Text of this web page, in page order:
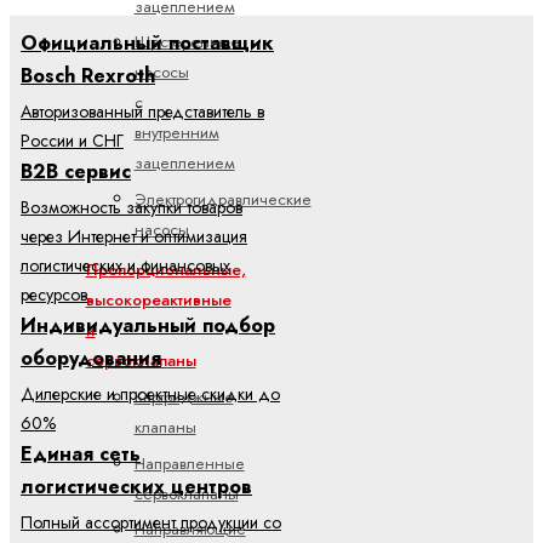
зацеплением
Шестеренные
насосы
с
внутренним
зацеплением
Электрогидравлические
насосы
Пропорциональные,
высокореактивные
и
сервоклапаны
Картриджные
клапаны
Направленные
сервоклапаны
Направляющие
Официальный поставщик
Bosch Rexroth
Авторизованный представитель в
России и СНГ
B2B сервис
Возможность закупки товаров
через Интернет и оптимизация
логистических и финансовых
ресурсов
Индивидуальный подбор
оборудования
Дилерские и проектные скидки до
60%
Единая сеть
логистических центров
Полный ассортимент продукции со